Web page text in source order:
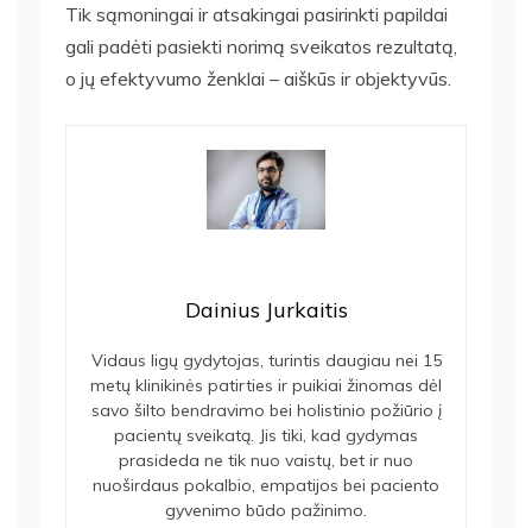
Tik sąmoningai ir atsakingai pasirinkti papildai
gali padėti pasiekti norimą sveikatos rezultatą,
o jų efektyvumo ženklai – aiškūs ir objektyvūs.
Dainius Jurkaitis
Vidaus ligų gydytojas, turintis daugiau nei 15
metų klinikinės patirties ir puikiai žinomas dėl
savo šilto bendravimo bei holistinio požiūrio į
pacientų sveikatą. Jis tiki, kad gydymas
prasideda ne tik nuo vaistų, bet ir nuo
nuoširdaus pokalbio, empatijos bei paciento
gyvenimo būdo pažinimo.